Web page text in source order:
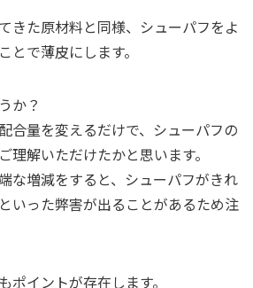
きた原材料と同様、シューパフをよ
とで薄皮にします。
か？
合量を変えるだけで、シューパフの
理解いただけたかと思います。
な増減をすると、シューパフがきれ
いった弊害が出ることがあるため注
ポイントが存在します。